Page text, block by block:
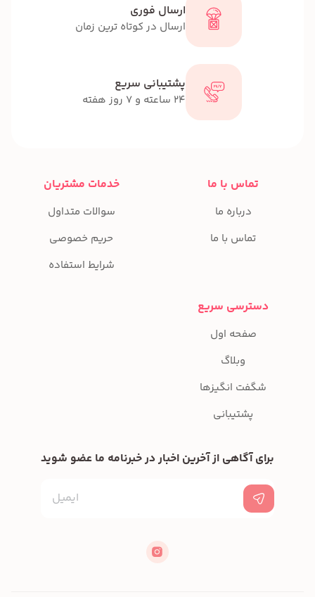
ارسال فوری
ارسال در کوتاه ترین زمان
پشتیبانی سریع
24 ساعته و 7 روز هفته
تماس با ما
درباره ما
تماس با ما
خدمات مشتریان
سوالات متداول
حریم خصوصی
شرایط استفاده
دسترسی سریع
صفحه اول
وبلاگ
شگفت انگیزها
پشتیبانی
برای آگاهی از آخرین اخبار در خبرنامه ما عضو شوید